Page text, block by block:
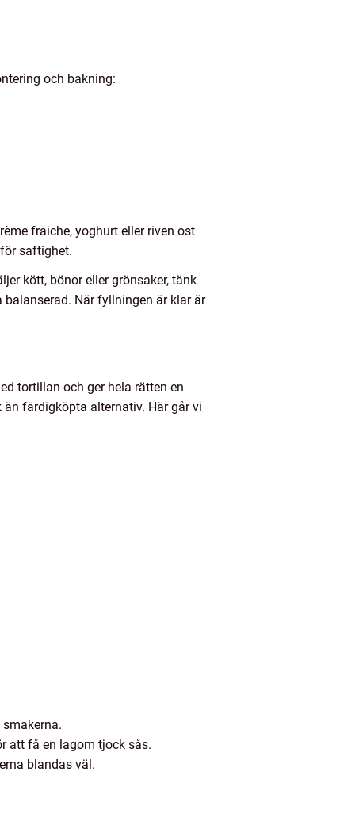
och bakning:
fraiche, yoghurt eller riven ost
saftighet.
kött, bönor eller grönsaker, tänk
När fyllningen är klar är
tortillan och ger hela rätten en
färdigköpta alternativ. Här går vi
att få en lagom tjock sås.
blandas väl.